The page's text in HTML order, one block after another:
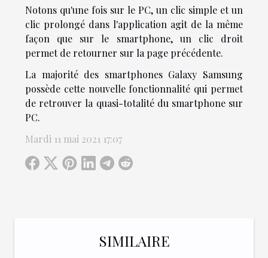
Notons qu'une fois sur le PC, un clic simple et un
clic prolongé dans l'application agit de la même
façon que sur le smartphone, un clic droit
permet de retourner sur la page précédente.
La majorité des smartphones Galaxy Samsung
possède cette nouvelle fonctionnalité qui permet
de retrouver la quasi-totalité du smartphone sur
PC.
Mardi 11 mai 2021 17:07
SIMILAIRE